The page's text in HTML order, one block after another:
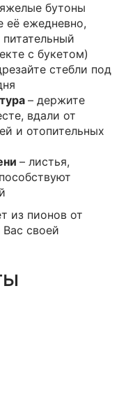
бутоны
её ежедневно,
с букетом)
стебли под
– держите
вдали от
и отопительных
– листья,
из пионов от
своей